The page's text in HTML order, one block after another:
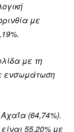
με
με τη
ενσωμάτωση
(64,74%).
55,20% με